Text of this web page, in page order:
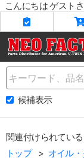
こんにちは ゲスト
Name
候補表示
関連付けられてい
トップ
オイル